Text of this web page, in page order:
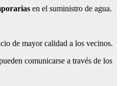
en el suministro de agua.
de mayor calidad a los vecinos.
comunicarse a través de los